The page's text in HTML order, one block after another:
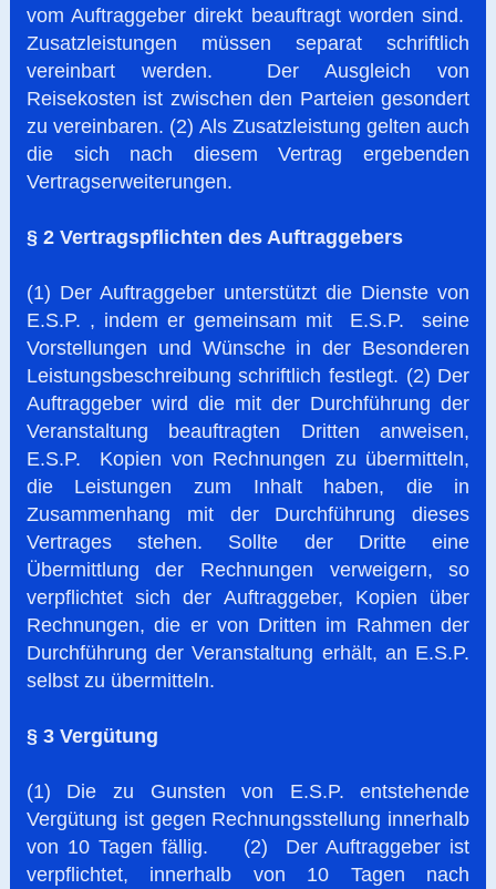
vom Auftraggeber direkt beauftragt worden sind.
Zusatzleistungen müssen separat schriftlich
vereinbart werden. Der Ausgleich von
Reisekosten ist zwischen den Parteien gesondert
zu vereinbaren. (2) Als Zusatzleistung gelten auch
die sich nach diesem Vertrag ergebenden
Vertragserweiterungen.
§ 2 Vertragspflichten des Auftraggebers
(1) Der Auftraggeber unterstützt die Dienste von
E.S.P. , indem er gemeinsam mit E.S.P. seine
Vorstellungen und Wünsche in der Besonderen
Leistungsbeschreibung schriftlich festlegt. (2) Der
Auftraggeber wird die mit der Durchführung der
Veranstaltung beauftragten Dritten anweisen,
E.S.P. Kopien von Rechnungen zu übermitteln,
die Leistungen zum Inhalt haben, die in
Zusammenhang mit der Durchführung dieses
Vertrages stehen. Sollte der Dritte eine
Übermittlung der Rechnungen verweigern, so
verpflichtet sich der Auftraggeber, Kopien über
Rechnungen, die er von Dritten im Rahmen der
Durchführung der Veranstaltung erhält, an E.S.P.
selbst zu übermitteln.
§ 3 Vergütung
(1) Die zu Gunsten von E.S.P. entstehende
Vergütung ist gegen Rechnungsstellung innerhalb
von 10 Tagen fällig. (2) Der Auftraggeber ist
verpflichtet, innerhalb von 10 Tagen nach